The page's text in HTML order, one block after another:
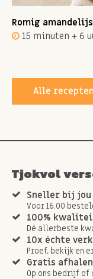
Romig
15 minuten + 6
Alle recepten
Tjokvol
Sneller bij jou
Voor 16.00
100%
Dé allerbeste
10x échte
Proef, bekijk en
Gratis afhalen
Op ons bedrijf of